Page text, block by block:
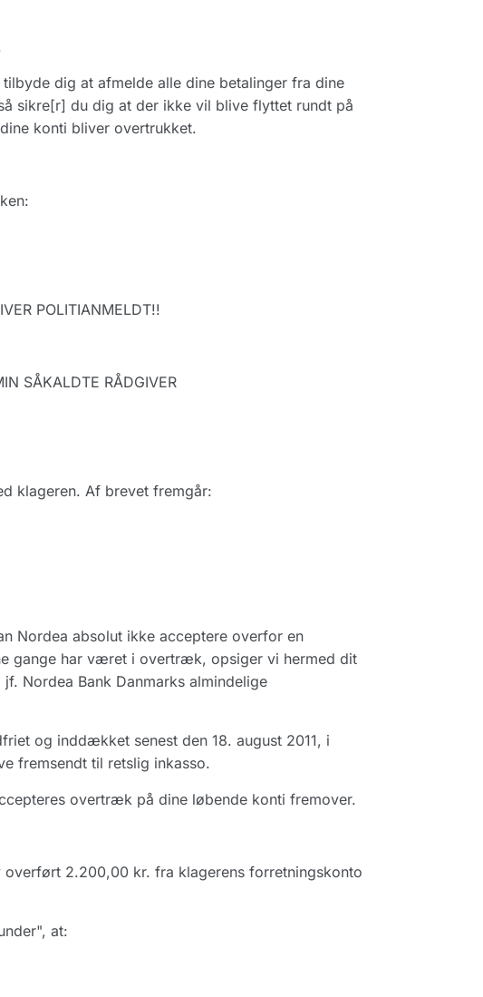
dig at afmelde alle dine betalinger fra dine
sikre[r] du dig at der ikke vil blive flyttet rundt på
konti bliver overtrukket.
POLITIANMELDT!!
SÅKALDTE RÅDGIVER
klageren. Af brevet fremgår:
Nordea absolut ikke acceptere overfor en
gange har været i overtræk, opsiger vi hermed dit
Nordea Bank Danmarks almindelige
og inddækket senest den 18. august 2011, i
fremsendt til retslig inkasso.
overtræk på dine løbende konti fremover.
2.200,00 kr. fra klagerens forretningskonto
at: